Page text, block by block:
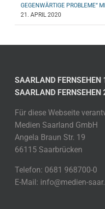
GEGENWÄRTIGE PROBLEME“
21. APRIL 2020
SAARLAND FERNSEHEN
SAARLAND FERNSEHEN
Für diese Webseite
Medien Saarland GmbH
Angela Braun Str. 19
66115 Saarbrücken
Telefon: 0681 968700-0
E-Mail: info@medien-